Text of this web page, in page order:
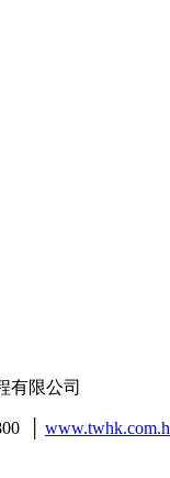
有限公司
│